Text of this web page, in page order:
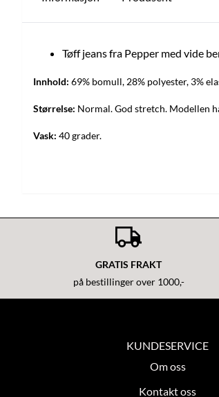
Tøff jeans fra Pepper med vide
Innhold: 69% bomull, 28% polyester, 3%
Størrelse: Normal. God stretch. Modellen
Vask: 40 grader.
GRATIS FRAKT
på bestillinger over 1000,-
KUNDESERVICE
Om oss
Kontakt oss